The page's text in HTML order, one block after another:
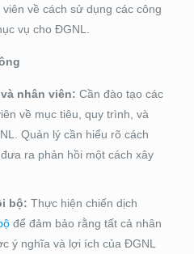
về cách sử dụng các công
vụ cho ĐGNL.
nhân viên: Cần đào tạo các
về mục tiêu, quy trình, và
Quản lý cần hiểu rõ cách
ra phản hồi một cách xây
bộ: Thực hiện chiến dịch
để đảm bảo rằng tất cả nhân
ý nghĩa và lợi ích của ĐGNL